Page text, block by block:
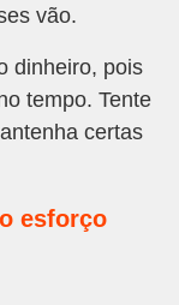
vão.
dinheiro, pois
tempo. Tente
certas
esforço